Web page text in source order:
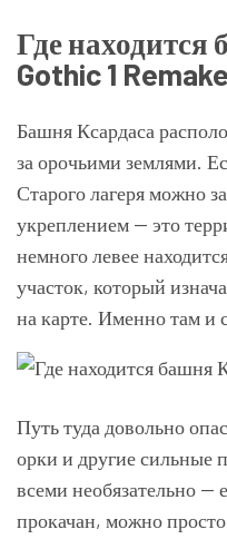
Где находится
Gothic 1 Remake
Башня Ксардаса
за орочьими землями.
Старого лагеря можно
укреплением — это
немного левее
участок, который
на карте. Именно там и
Путь туда довольно
орки и другие сильные
всеми необязательно —
прокачан, можно